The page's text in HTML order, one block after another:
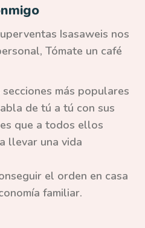
Isasaweis nos
Tómate un café
más populares
de tú a tú con sus
que a todos ellos
llevar una vida
el orden en casa
familiar.